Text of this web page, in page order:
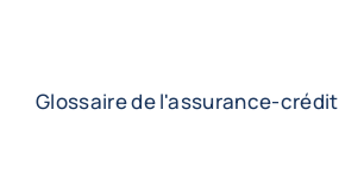
Glossaire de l'assurance-crédit